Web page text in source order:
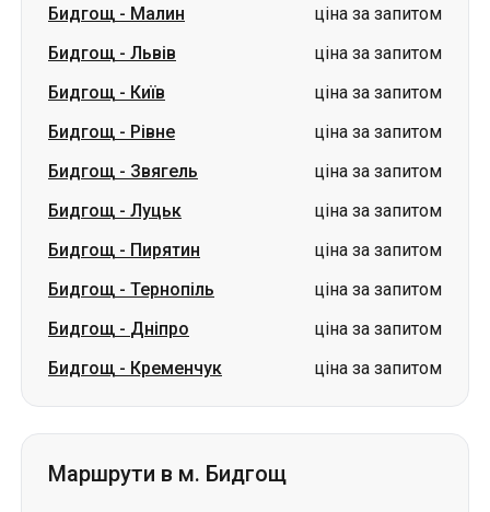
Бидгощ - Малин
ціна за запитом
Бидгощ - Львів
ціна за запитом
Бидгощ - Київ
ціна за запитом
Бидгощ - Рівне
ціна за запитом
Бидгощ - Звягель
ціна за запитом
Бидгощ - Луцьк
ціна за запитом
Бидгощ - Пирятин
ціна за запитом
Бидгощ - Тернопіль
ціна за запитом
Бидгощ - Дніпро
ціна за запитом
Бидгощ - Кременчук ціна за запитом
Маршрути в м. Бидгощ